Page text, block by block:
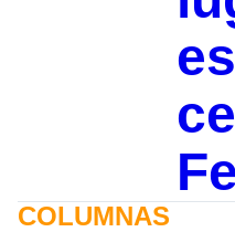
COLUMNAS